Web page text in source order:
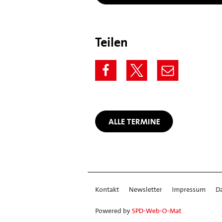
Teilen
ALLE TERMINE
Kontakt Newsletter Impressum
Powered bySPD-Web-O-Mat